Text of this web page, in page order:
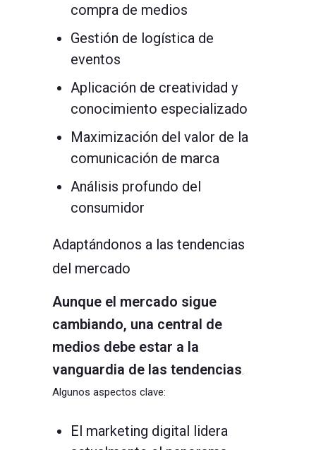
compra de medios
Gestión de logística de
eventos
Aplicación de creatividad y
conocimiento especializado
Maximización del valor de la
comunicación de marca
Análisis profundo del
consumidor
Adaptándonos a las tendencias
del mercado
Aunque el mercado sigue
cambiando, una central de
medios debe estar a la
vanguardia de las tendencias.
Algunos aspectos clave:
El marketing digital lidera